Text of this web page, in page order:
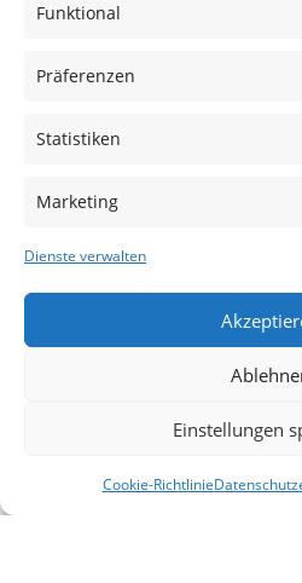
Funktional
Präferenzen
Statistiken
Marketing
Dienste verwalten
Einstellungen
Cookie-Richtlinie
TV Zubehör
Airpod Zubehör
Lieferung & Rückgabe
Legal
Mein KontoWarenkorbVergleichen